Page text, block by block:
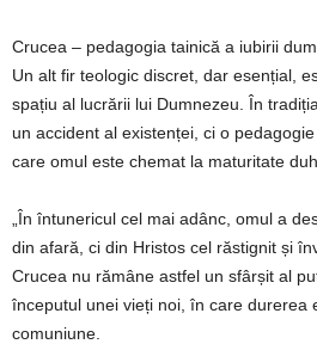
Crucea – pedagogia tainică a iubirii
Un alt fir teologic discret, dar esențial,
spațiu al lucrării lui Dumnezeu. În
un accident al existenței, ci o
care omul este chemat la maturitate
„În întunericul cel mai adânc, omul a
din afară, ci din Hristos cel răstignit și
Crucea nu rămâne astfel un sfârșit al
începutul unei vieți noi, în care durerea
comuniune.